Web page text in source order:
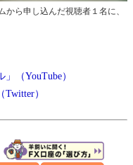
から申し込んだ視聴者１名に、
（YouTube）
）